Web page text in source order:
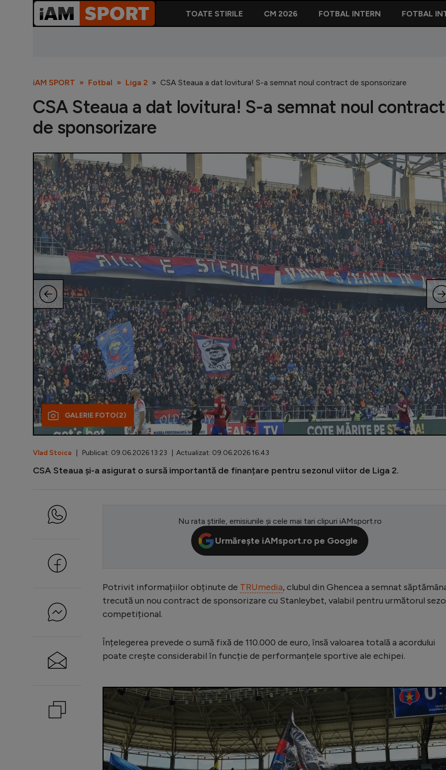
TOATE STIRILE CM 2026 FOTBAL INTERN FOTBAL
iAM SPORT Fotbal Liga 2 CSA Steaua a dat lovitura! S-a semnat noul contract de sponsorizare
CSA Steaua a dat lovitura! S-a semnat noul contract
de sponsorizare
GALERIE FOTO(2)
Vlad Stoica | Publicat: 09.06.2026 13:23 | Actualizat: 09.06.2026 16:43
CSA Steaua și-a asigurat o sursă importantă de finanțare pentru sezonul viitor de Liga 2.
Nu rata știrile, emisiunile și cele mai tari clipuri iAMsport.ro
Urmărește iAMsport.ro pe Google
Potrivit informațiilor obținute de TRUmedia, clubul din Ghencea a semnat
trecută un nou contract de sponsorizare cu Stanleybet, valabil pentru următorul
competițional.
Înțelegerea prevede o sumă fixă de 110.000 de euro, însă valoarea totală a acordului
poate crește considerabil în funcție de performanțele sportive ale echipei.